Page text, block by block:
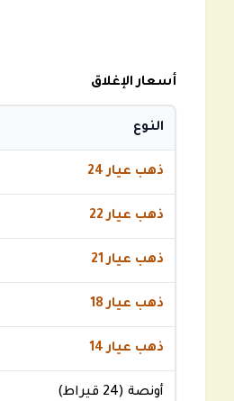
أسعار الإغلاق
النوع
ذهب عيار 24
ذهب عيار 22
ذهب عيار 21
ذهب عيار 18
ذهب عيار 14
أونصة (24 قيراط)